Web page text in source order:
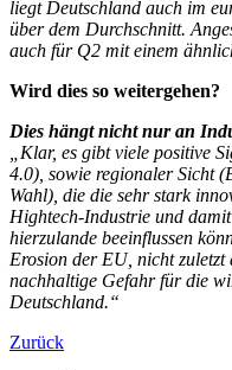
liegt Deutschland auch im
über dem Durchschnitt.
auch für Q2 mit einem
Wird dies so weitergehen?
Dies hängt nicht nur an
„Klar, es gibt viele positive
4.0), sowie regionaler Sicht
Wahl), die die sehr stark
Hightech-Industrie und
hierzulande beeinflussen
Erosion der EU, nicht zuletzt
nachhaltige Gefahr für die
Deutschland.“
Zurück